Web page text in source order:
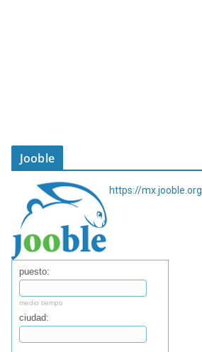
Jooble
https://mx.jooble.org
puesto:
medio tiempo
ciudad: